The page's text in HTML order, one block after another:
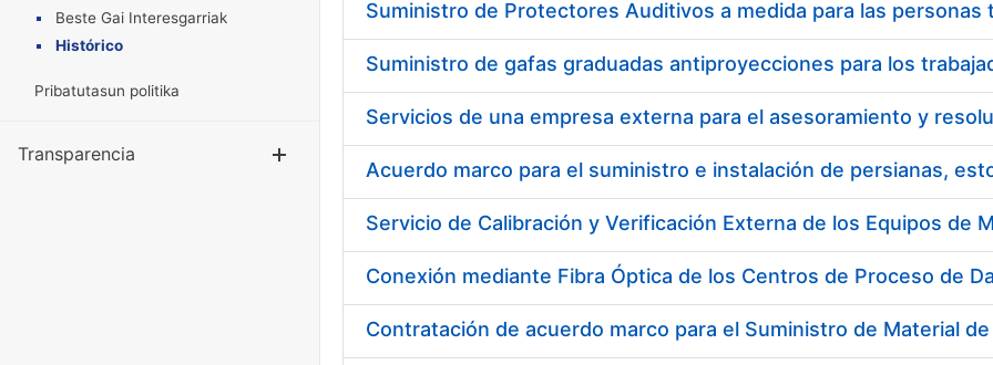
Beste Gai Interesgarriak
Histórico
Pribatutasun politika
Transparencia Erakutsi/Ezkutatu
Acuerdo marco para el suministro e instalación de persianas,